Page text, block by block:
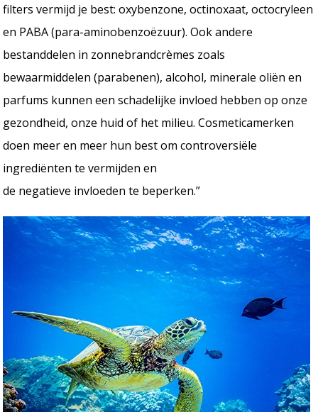
filters vermijd je best: oxybenzone, octinoxaat, octocryleen
en PABA (para-aminobenzoëzuur). Ook andere
bestanddelen in zonnebrandcrèmes zoals
bewaarmiddelen (parabenen), alcohol, minerale oliën en
parfums kunnen een schadelijke invloed hebben op onze
gezondheid, onze huid of het milieu. Cosmeticamerken
doen meer en meer hun best om controversiële
ingrediënten te vermijden en
de negatieve invloeden te beperken.”